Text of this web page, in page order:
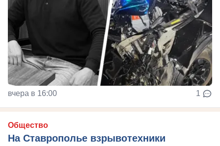
вчера в 16:00 1
Общество
На Ставрополье взрывотехники